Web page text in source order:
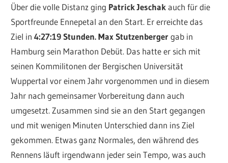
Über die volle Distanz ging Patrick Jeschakauch für die
Sportfreunde Ennepetal an den Start. Er erreichte das
Ziel in4:27:19 Stunden. Max Stutzenbergergab in
Hamburg sein Marathon Debüt. Das hatte er sich mit
seinen Kommilitonen der Bergischen Universität
Wuppertal vor einem Jahr vorgenommen und in diesem
Jahr nach gemeinsamer Vorbereitung dann auch
umgesetzt. Zusammen sind sie an den Start gegangen
und mit wenigen Minuten Unterschied dann ins Ziel
gekommen. Etwas ganz Normales, den während des
Rennens läuft irgendwann jeder sein Tempo, was auch